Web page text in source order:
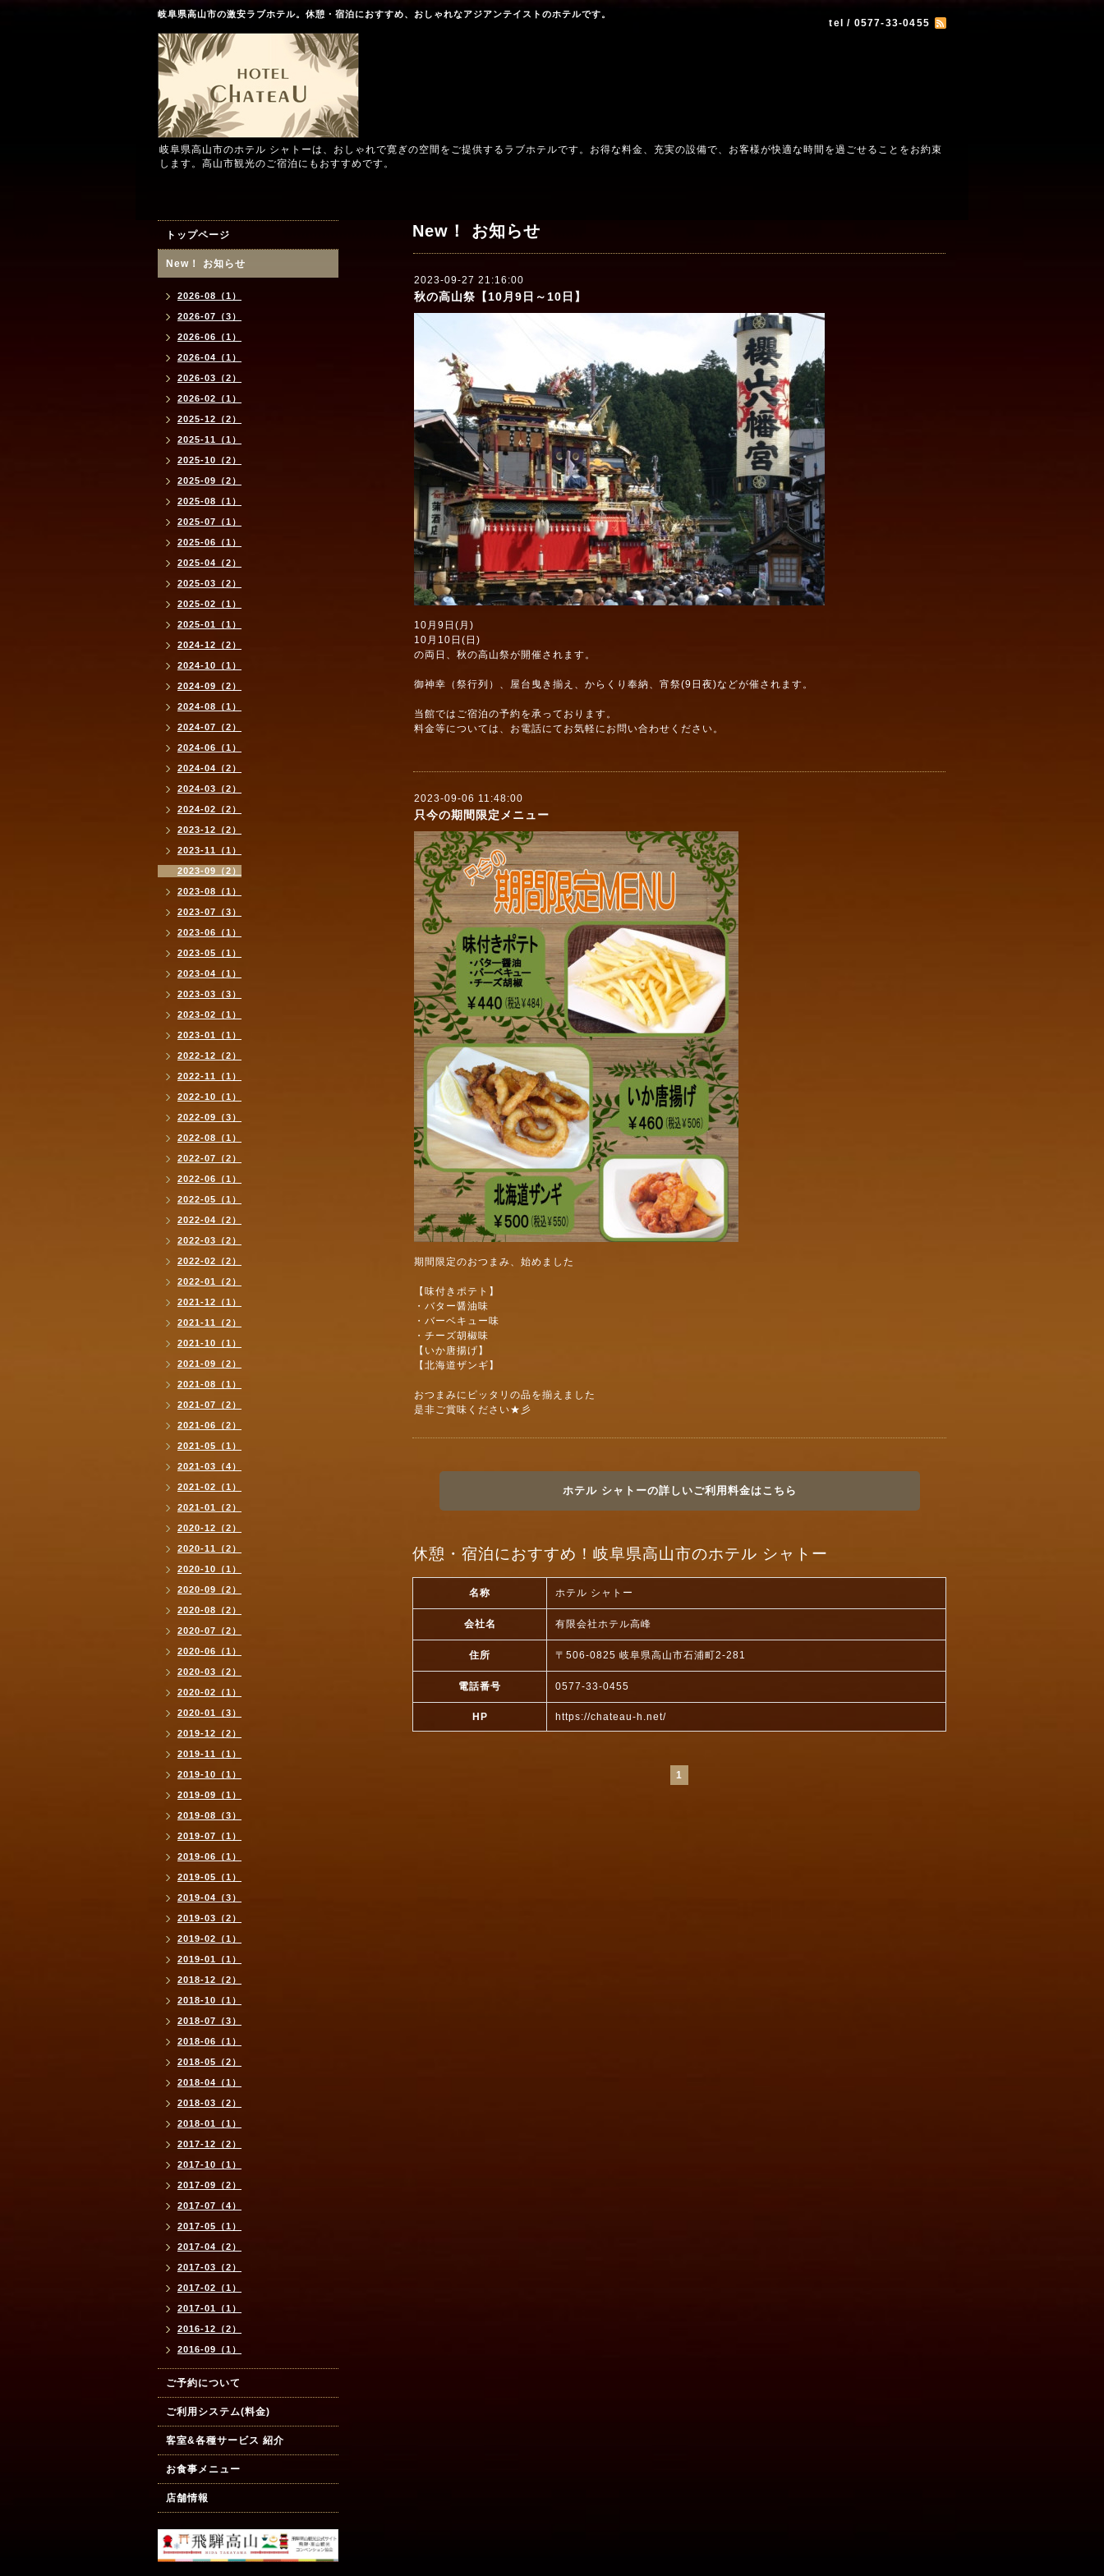
tel / 0577-33-0455
岐阜県高山市の激安ラブホテル。休憩・宿泊におすすめ、おしゃれなアジアンテイストのホテルです。
岐阜県高山市のホテル シャトーは、おしゃれで寛ぎの空間をご提供するラブホテルです。お得な料金、充実の設備で、お客様が快適な時間を過ごせることをお約束
します。高山市観光のご宿泊にもおすすめです。
New！ お知らせ
2023-09-27 21:16:00
秋の高山祭【10月9日～10日】
10月9日(月)
10月10日(日)
の両日、秋の高山祭が開催されます。
御神幸（祭行列）、屋台曳き揃え、からくり奉納、宵祭(9日夜)などが催されます。
当館ではご宿泊の予約を承っております。
料金等については、お電話にてお気軽にお問い合わせください。
2023-09-06 11:48:00
只今の期間限定メニュー
期間限定のおつまみ、始めました
【味付きポテト】
・バター醤油味
・バーベキュー味
・チーズ胡椒味
【いか唐揚げ】
【北海道ザンギ】
おつまみにピッタリの品を揃えました
是非ご賞味ください★彡
ホテル シャトーの詳しいご利用料金はこちら
休憩・宿泊におすすめ！岐阜県高山市のホテル シャトー
名称 ホテル シャトー
会社名 有限会社ホテル高峰
住所 〒506-0825 岐阜県高山市石浦町2-281
電話番号 0577-33-0455
HP https://chateau-h.net/
1
トップページ
New！ お知らせ
2026-08（1）
2026-07（3）
2026-06（1）
2026-04（1）
2026-03（2）
2026-02（1）
2025-12（2）
2025-11（1）
2025-10（2）
2025-09（2）
2025-08（1）
2025-07（1）
2025-06（1）
2025-04（2）
2025-03（2）
2025-02（1）
2025-01（1）
2024-12（2）
2024-10（1）
2024-09（2）
2024-08（1）
2024-07（2）
2024-06（1）
2024-04（2）
2024-03（2）
2024-02（2）
2023-12（2）
2023-11（1）
2023-09（2）
2023-08（1）
2023-07（3）
2023-06（1）
2023-05（1）
2023-04（1）
2023-03（3）
2023-02（1）
2023-01（1）
2022-12（2）
2022-11（1）
2022-10（1）
2022-09（3）
2022-08（1）
2022-07（2）
2022-06（1）
2022-05（1）
2022-04（2）
2022-03（2）
2022-02（2）
2022-01（2）
2021-12（1）
2021-11（2）
2021-10（1）
2021-09（2）
2021-08（1）
2021-07（2）
2021-06（2）
2021-05（1）
2021-03（4）
2021-02（1）
2021-01（2）
2020-12（2）
2020-11（2）
2020-10（1）
2020-09（2）
2020-08（2）
2020-07（2）
2020-06（1）
2020-03（2）
2020-02（1）
2020-01（3）
2019-12（2）
2019-11（1）
2019-10（1）
2019-09（1）
2019-08（3）
2019-07（1）
2019-06（1）
2019-05（1）
2019-04（3）
2019-03（2）
2019-02（1）
2019-01（1）
2018-12（2）
2018-10（1）
2018-07（3）
2018-06（1）
2018-05（2）
2018-04（1）
2018-03（2）
2018-01（1）
2017-12（2）
2017-10（1）
2017-09（2）
2017-07（4）
2017-05（1）
2017-04（2）
2017-03（2）
2017-02（1）
2017-01（1）
2016-12（2）
2016-09（1）
ご予約について
ご利用システム(料金)
客室&各種サービス 紹介
お食事メニュー
店舗情報